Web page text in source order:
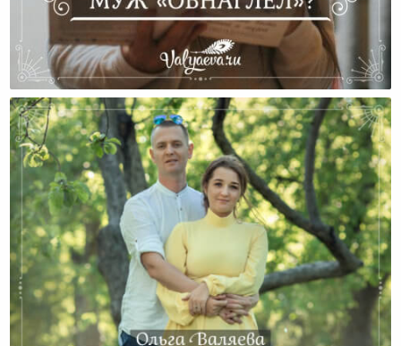
Что Же Делать, Если Муж «обнаглел»?